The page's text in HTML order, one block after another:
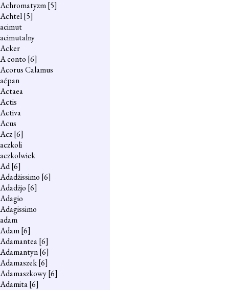
Achromatyzm[5]
Achtel[5]
acimut
acimutalny
Acker
A conto [6]
Acorus Calamus
aćpan
Actaea
Actis
Activa
Acus
Acz[6]
aczkoli
aczkolwiek
Ad[6]
Adadżissimo [6]
Adadżjo [6]
Adagio
Adagissimo
adam
Adam[6]
Adamantea[6]
Adamantyn[6]
Adamaszek[6]
Adamaszkowy[6]
Adamita[6]